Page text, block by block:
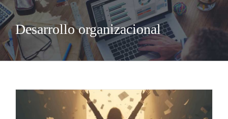
Desarrollo organizacional